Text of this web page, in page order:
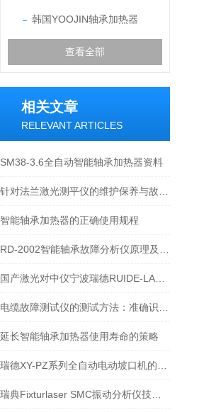
韩国YOOJIN轴承加热器
查看全部
相关文章
RELEVANT ARTICLES
SM38-3.6全自动智能轴承加热器资料
智能轴承加热器的正确使用规程
延长智能轴承加热器使用寿命的策略